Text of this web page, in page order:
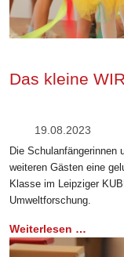
Das kleine
19.08.2023
Die Schulanfängerinnen
weiteren Gästen eine
Klasse im Leipziger
Umweltforschung.
Weiterlesen …